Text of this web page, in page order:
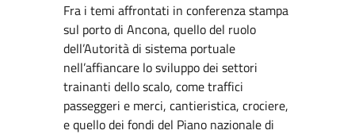
Fra i temi affrontati in conferenza stampa
sul porto di Ancona, quello del ruolo
dell’Autorità di sistema portuale
nell’affiancare lo sviluppo dei settori
trainanti dello scalo, come traffici
passeggeri e merci, cantieristica, crociere,
e quello dei fondi del Piano nazionale di